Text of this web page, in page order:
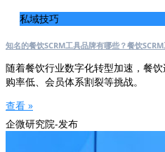
私域技巧
知名的餐饮SCRM工具品牌有哪些？餐饮
随着餐饮行业数字化转型加速，餐
购率低、会员体系割裂等挑战。
查看 »
企微研究院-发布